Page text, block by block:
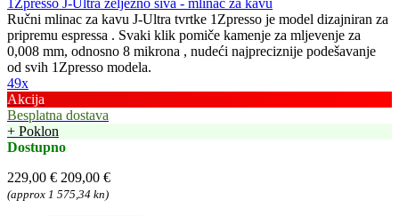
1Zpresso J-Ultra željezno siva - mlinac za kavu
Ručni mlinac za kavu J-Ultra tvrtke 1Zpresso je model dizajniran za
pripremu espressa . Svaki klik pomiče kamenje za mljevenje za
0,008 mm, odnosno 8 mikrona , nudeći najpreciznije podešavanje
od svih 1Zpresso modela.
49x
Akcija
Besplatna dostava
+ Poklon
Dostupno
229,00 € 209,00 €
(approx 1 575,34 kn)